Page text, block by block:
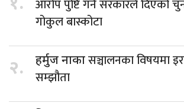
आरोप पुष्टि गर्न सरकारले दिएको
गोकुल बास्कोटा
२. हर्मुज नाकासञ्चालनका विषयमा
सम्झौता